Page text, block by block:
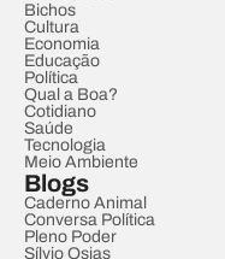
Bichos
Cultura
Economia
Educação
Política
Qual a Boa?
Cotidiano
Saúde
Tecnologia
Meio Ambiente
Blogs
Caderno Animal
Conversa Política
Pleno Poder
Sílvio Osias